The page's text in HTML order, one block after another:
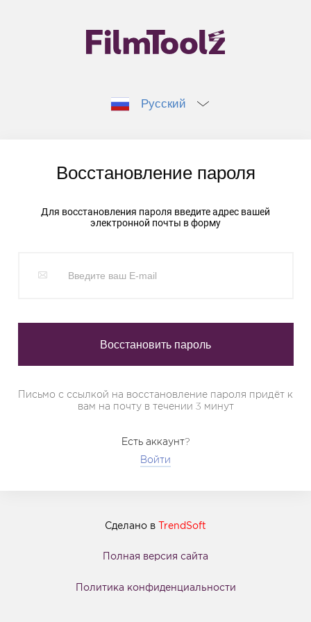
Русский
Восстановление пароля
Для восстановления пароля введите адрес вашей
электронной почты в форму
Письмо с ссылкой на восстановление пароля придёт к
вам на почту в течении 3 минут
Есть аккаунт?
Войти
Сделано в TrendSoft
Полная версия сайта
Политика конфиденциальности